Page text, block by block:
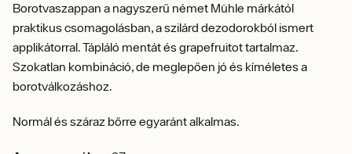
Borotvaszappan a nagyszerű német Mühle márkától
praktikus csomagolásban, a szilárd dezodorokból ismert
applikátorral. Tápláló mentát és grapefruitot tartalmaz.
Szokatlan kombináció, de meglepően jó és kíméletes a
borotválkozáshoz.
Normál és száraz bőrre egyaránt alkalmas.